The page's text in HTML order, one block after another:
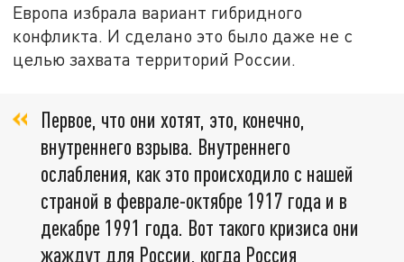
Европа избрала вариант гибридного
конфликта. И сделано это было даже не с
целью захвата территорий России.
Первое, что они хотят, это, конечно,
внутреннего взрыва. Внутреннего
ослабления, как это происходило с нашей
страной в феврале-октябре 1917 года и в
декабре 1991 года. Вот такого кризиса они
жаждут для России, когда Россия